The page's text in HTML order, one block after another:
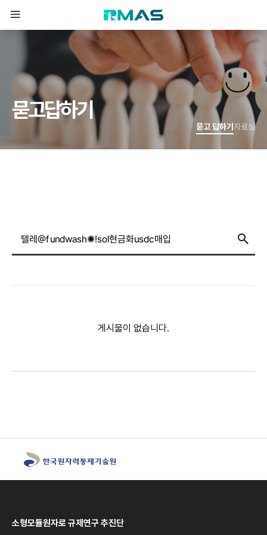
묻고답하기
묻고 답하기 자료실
게시물이 없습니다.
소형모듈원자로 규제연구 추진단